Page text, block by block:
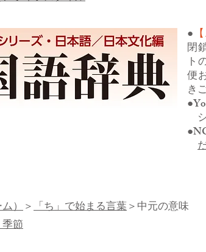
●
閉
ト
便
き
）＞「ち」で始まる言葉＞中元の意味
節